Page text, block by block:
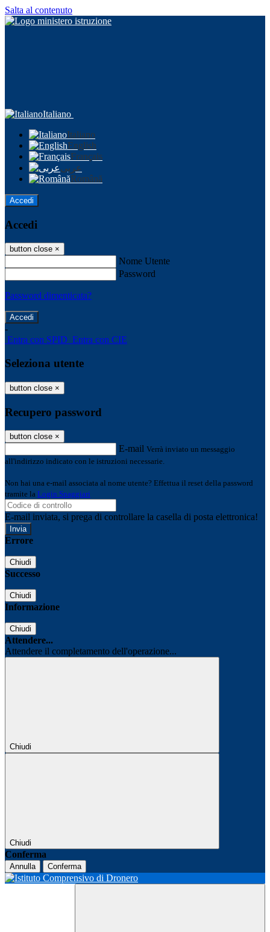
Salta al contenuto
Italiano
Italiano
English
Français
عربى
Română
Accedi
Accedi
button close ×
Nome Utente
Password
Password dimenticata?
-
Entra con SPID Entra con CIE
Seleziona utente
button close ×
Recupero password
button close ×
E-mail Verrà inviato un messaggio
all'indirizzo indicato con le istruzioni necessarie.
Non hai una e-mail associata al nome utente? Effettua il reset della password
tramite la Login Spaggiari
E-mail inviata, si prega di controllare la casella di posta elettronica!
Errore
Chiudi
Successo
Chiudi
Informazione
Chiudi
Attendere...
Attendere il completamento dell'operazione...
Chiudi
Chiudi
Conferma
Annulla Conferma